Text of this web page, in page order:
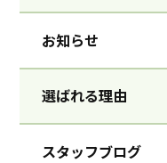
お知らせ
選ばれる理由
スタッフブログ